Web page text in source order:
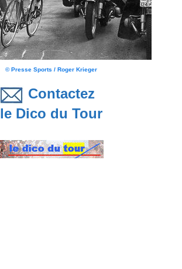
© Presse Sports / Roger Krieger
Contactez
le Dico du Tour